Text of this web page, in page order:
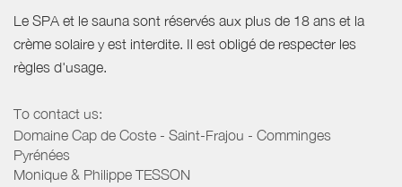
Le SPA et le sauna sont réservés aux plus de 18 ans et la
crème solaire y est interdite. Il est obligé de respecter les
règles d'usage.
To contact us:
Domaine Cap de Coste - Saint-Frajou - Comminges
Pyrénées
Monique & Philippe TESSON